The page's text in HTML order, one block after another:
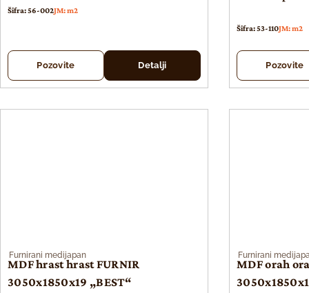
Šifra: 56-002JM: m2
Pozovite Detalji
Šifra: 53-110JM: m2
Pozovite
Furnirani medijapan
MDF hrast hrast FURNIR
3050x1850x19 „BEST“
Furnirani
MDF orah